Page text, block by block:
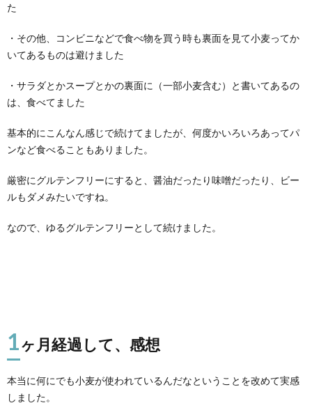
た
・その他、コンビニなどで食べ物を買う時も裏面を見て小麦ってか
いてあるものは避けました
・サラダとかスープとかの裏面に（一部小麦含む）と書いてあるの
は、食べてました
基本的にこんなん感じで続けてましたが、何度かいろいろあってパ
ンなど食べることもありました。
厳密にグルテンフリーにすると、醤油だったり味噌だったり、ビー
ルもダメみたいですね。
なので、ゆるグルテンフリーとして続けました。
1ヶ月経過して、感想
本当に何にでも小麦が使われているんだなということを改めて実感
しました。